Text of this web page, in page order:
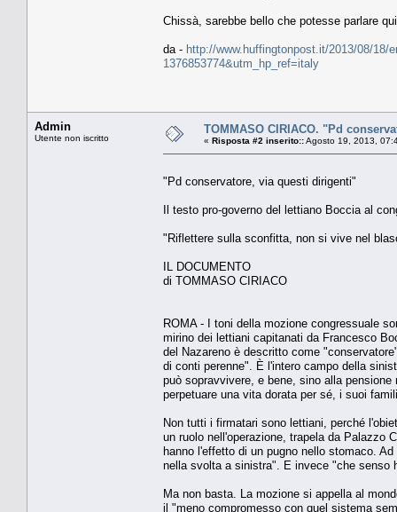
Chissà, sarebbe bello che potesse parlare
da - http://www.huffingtonpost.it/2013/08/18/
1376853774&utm_hp_ref=italy
Admin
Utente non iscritto
TOMMASO CIRIACO. "Pd
« Risposta #2 inserito::Agosto 19, 2013,
"Pd conservatore, via questi dirigenti"
Il testo pro-governo del lettiano Boccia al
"Riflettere sulla sconfitta, non si vive nel
IL DOCUMENTO
di TOMMASO CIRIACO
ROMA - I toni della mozione congressuale
mirino dei lettiani capitanati da Francesco
del Nazareno è descritto come
di conti perenne". È l'intero campo della
può sopravvivere, e bene, sino alla
perpetuare una vita dorata per sé, i suoi
Non tutti i firmatari sono lettiani, perché
un ruolo nell'operazione, trapela da Palazzo
hanno l'effetto di un pugno nello stomaco.
nella svolta a sinistra". E invece "che senso
Ma non basta. La mozione si appella al
il "meno compromesso con quel sistema